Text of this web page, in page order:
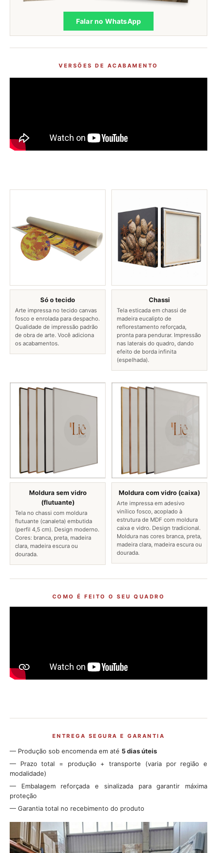
Falar no WhatsApp
VERSÕES DE ACABAMENTO
Só o tecido
Arte impressa no tecido canvas
fosco e enrolada para despacho.
Qualidade de impressão padrão
de obra de arte. Você adiciona
os acabamentos.
Chassi
Tela esticada em chassi de
madeira eucalipto de
reflorestamento reforçada,
pronta para pendurar. Impressão
nas laterais do quadro, dando
efeito de borda infinita
(espelhada).
Moldura sem vidro
(flutuante)
Tela no chassi com moldura
flutuante (canaleta) embutida
(perfil 4,5 cm). Design moderno.
Cores: branca, preta, madeira
clara, madeira escura ou
dourada.
Moldura com vidro (caixa)
Arte impressa em adesivo
vinílico fosco, acoplado à
estrutura de MDF com moldura
caixa e vidro. Design tradicional.
Moldura nas cores branca, preta,
madeira clara, madeira escura ou
dourada.
COMO É FEITO O SEU QUADRO
ENTREGA SEGURA E GARANTIA
— Produção sob encomenda em até 5 dias úteis
— Prazo total = produção + transporte (varia por região e
modalidade)
— Embalagem reforçada e sinalizada para garantir máxima
proteção
— Garantia total no recebimento do produto